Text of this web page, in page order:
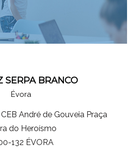
SERPA BRANCO
Évora
André de Gouveia Praça
do Heroísmo
132 ÉVORA